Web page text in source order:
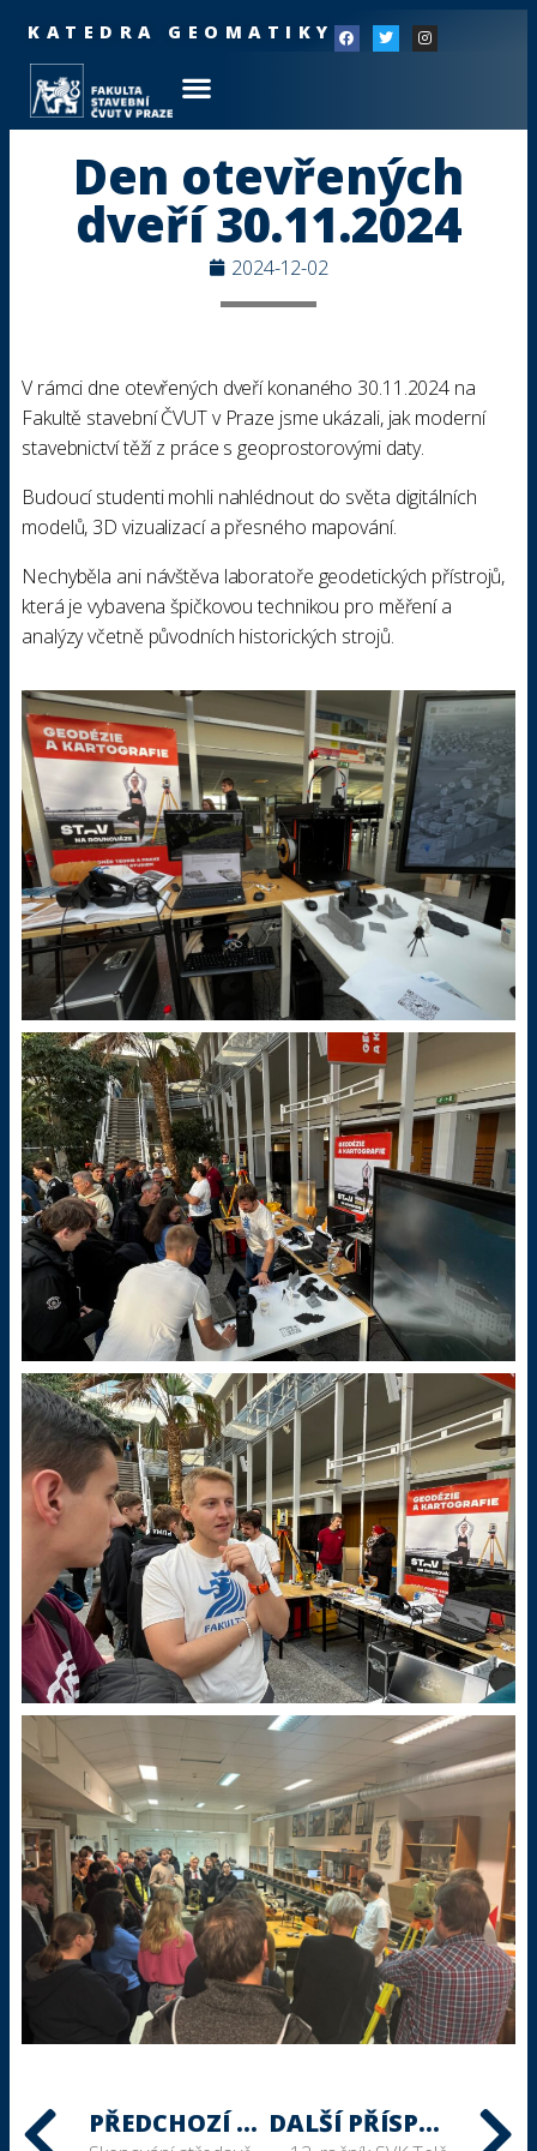
KATEDRA GEOMATIKY
Den otevřených
dveří 30.11.2024
2024-12-02
V rámci dne otevřených dveří konaného 30.11.2024 na
Fakultě stavební ČVUT v Praze jsme ukázali, jak moderní
stavebnictví těží z práce s geoprostorovými daty.
Budoucí studenti mohli nahlédnout do světa digitálních
modelů, 3D vizualizací a přesného mapování.
Nechyběla ani návštěva laboratoře geodetických přístrojů,
která je vybavena špičkovou technikou pro měření a
analýzy včetně původních historických strojů.
PŘEDCHOZÍ PŘÍSPĚVEK DALŠÍ PŘÍSPĚVEK